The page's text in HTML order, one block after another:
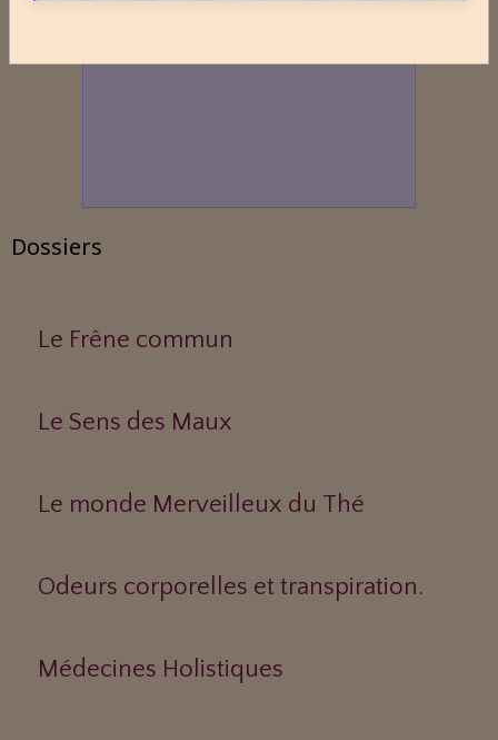
Dossiers
Le Frêne commun
Le Sens des Maux
Le monde Merveilleux du Thé
Odeurs corporelles et transpiration.
Médecines Holistiques